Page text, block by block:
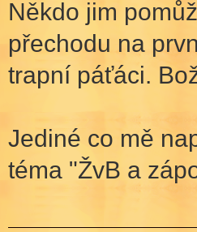
Někdo jim
přechodu na
trapní páťáci.
Jediné co mě
téma "ŽvB a